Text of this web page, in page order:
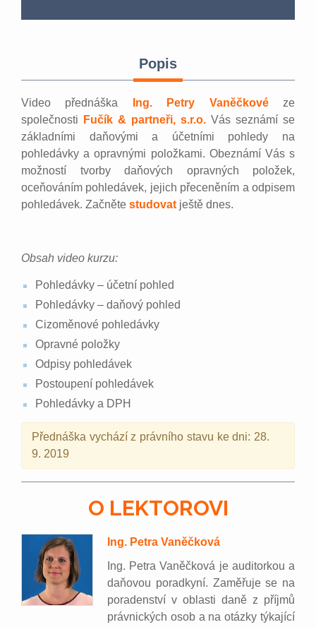
Popis
Video přednáška Ing. Petry Vaněčkovéze
společnosti
Fučík & partneři, s.r.o. Vás seznámí se
základními daňovými a účetními pohledy na
pohledávky a opravnými položkami. Obeznámí Vás s
možností tvorby daňových opravných položek,
oceňováním pohledávek, jejich přeceněním a odpisem
pohledávek. Začněte studovat ještě dnes.
Obsah video kurzu:
Pohledávky – účetní pohled
Pohledávky – daňový pohled
Cizoměnové pohledávky
Opravné položky
Odpisy pohledávek
Postoupení pohledávek
Pohledávky a DPH
Přednáška vychází z právního stavu ke dni: 28.
9. 2019
O LEKTOROVI
Ing. Petra Vaněčková
Ing. Petra Vaněčková je auditorkou a
daňovou poradkyní. Zaměřuje se na
poradenství v oblasti daně z příjmů
právnických osob a na otázky týkající